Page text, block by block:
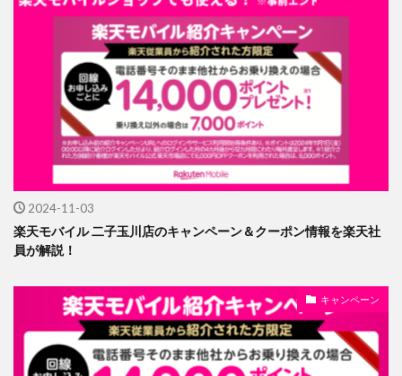
2024-11-03
楽天モバイル 二子玉川店のキャンペーン＆クーポン情報を楽天社
員が解説！
キャンペーン